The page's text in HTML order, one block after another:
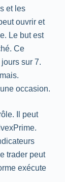
et les
ouvrir et
Le but est
Ce
sur 7.
occasion.
Il peut
trader peut
exécute